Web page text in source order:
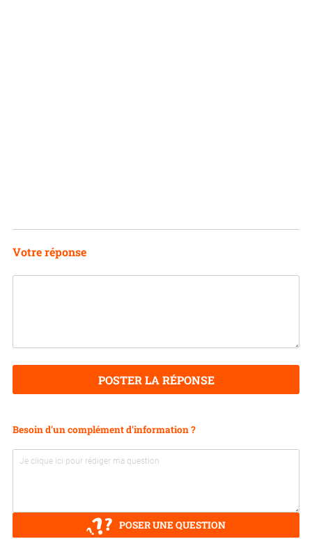
Votre réponse
POSTER LA RÉPONSE
Besoin d'un complément d'information ?
POSER UNE QUESTION